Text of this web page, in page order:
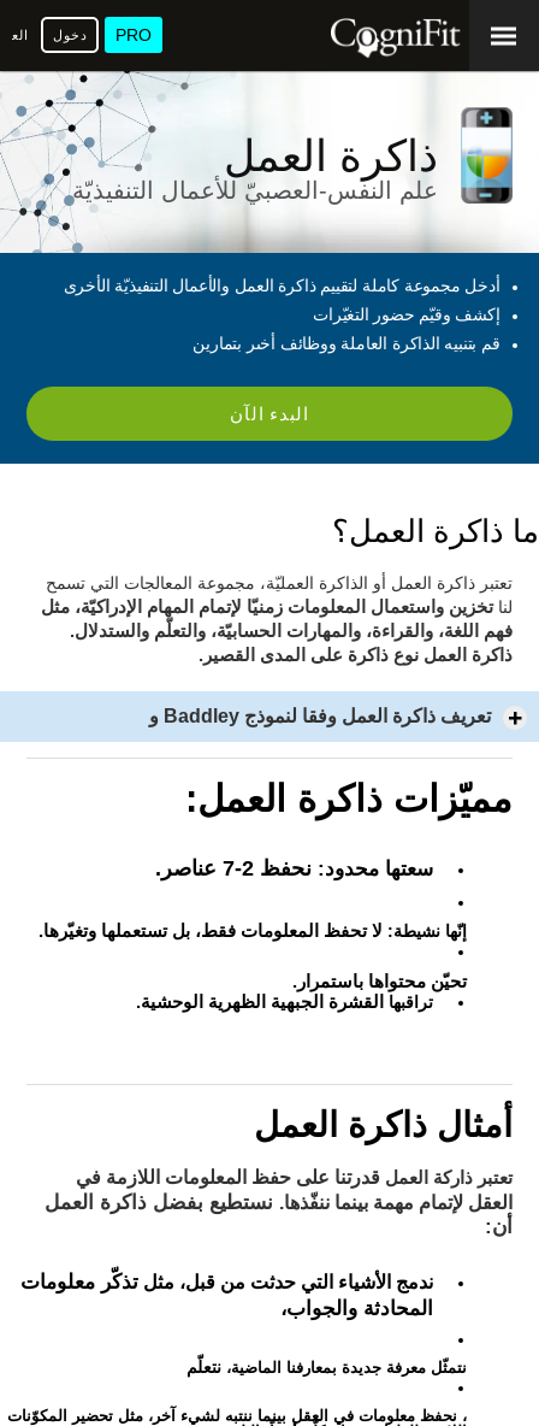
PRO دخول
ذاكرة العمل
علم النفس-العصبيّ للأعمال التنفيذيّة
أدخل مجموعة كاملة لتقييم ذاكرة العمل والأعمال التنفيذيّة الأخرى
إكشف وقيّم حضور التغيّرات
قم بتنبيه الذاكرة العاملة ووظائف أخىر بتمارين
البدء الآن
ما ذاكرة العمل؟
تعتبر ذاكرة العمل أو الذاكرة العمليّة، مجموعة المعالجات التي تسمح
لناتخزين واستعمال المعلومات زمنيّا لإتمام المهام الإدراكيّة، مثل
فهم اللغة، والقراءة، والمهارات الحسابيّة، والتعلّم والستدلال.
ذاكرة العمل نوع ذاكرة على المدى القصير.
تعريف ذاكرة العمل وفقا لنموذج Baddley و
مميّزات ذاكرة العمل:
سعتها محدود: نحفظ 2-7 عناصر.
إنّها نشيطة: لا تحفظ المعلومات فقط، بل تستعملها وتغيّرها.
تحيّن محتواها باستمرار.
تراقبها القشرة الجبهية الظهرية الوحشية.
أمثال ذاكرة العمل
تعتبر ذاركة العملقدرتنا على حفظ المعلومات اللازمة في
العقل لإتمام مهمة بينما ننفّذها. نستطيع بفضل ذاكرة العمل
أن:
ندمج الأشياء التي حدثت من قبل، مثل تذكّر معلومات
المحادثة والجواب،
نتمثّل معرفة جديدة بمعارفنا الماضية، نتعلّم
، نحفظ معلومات في العقل بينما ننتبه لشيء آخر، مثل تحضير المكوّنات